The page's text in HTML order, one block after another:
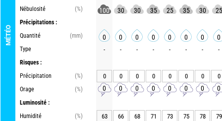
MÉTÉO
Nébulosité
(%)
Précipitations :
Quantité
(mm)
Type
Risques :
Précipitation
(%)
Orage
(%)
Luminosité :
Humidité
(%)
100 30 30 35 25 35 30 25
0 0 0 0 0 0 0 0
- - - - - - - -
0 0 0 0 0 0 0 0
0 0 0 0 0 0 0 0
63 66 68 71 73 75 78
79